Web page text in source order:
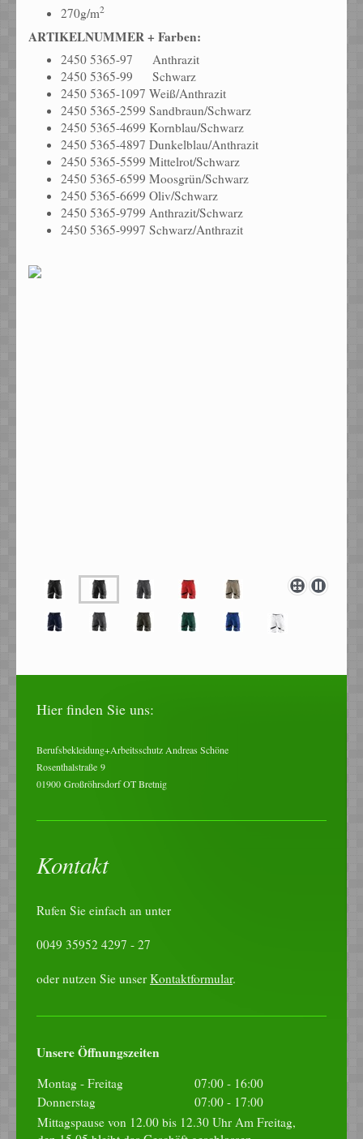
270g/m2
ARTIKELNUMMER + Farben:
2450 5365-97 Anthrazit
2450 5365-99 Schwarz
2450 5365-1097 Weiß/Anthrazit
2450 5365-2599 Sandbraun/Schwarz
2450 5365-4699 Kornblau/Schwarz
2450 5365-4897 Dunkelblau/Anthrazit
2450 5365-5599 Mittelrot/Schwarz
2450 5365-6599 Moosgrün/Schwarz
2450 5365-6699 Oliv/Schwarz
2450 5365-9799 Anthrazit/Schwarz
2450 5365-9997 Schwarz/Anthrazit
Hier finden Sie uns:
Berufsbekleidung+Arbeitsschutz Andreas Schöne
Rosenthalstraße 9
01900 Großröhrsdorf OT Bretnig
Kontakt
Rufen Sie einfach an unter
0049 35952 4297 - 27
oder nutzen Sie unser Kontaktformular.
Unsere Öffnungszeiten
Montag - Freitag 07:00 - 16:00
Donnerstag
07:00 - 17:00
Mittagspause von 12.00 bis 12.30 Uhr Am Freitag,